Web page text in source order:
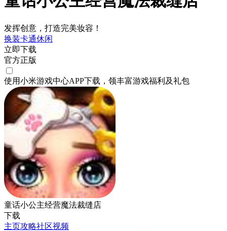
发挥创意，打造完美妆容！
换装卡通休闲
立即下载
官方正版
使用小米游戏中心APP下载 ，领丰富游戏福利 及礼包
童话小公主经营魔法裁缝店
下载
主页攻略社区视频